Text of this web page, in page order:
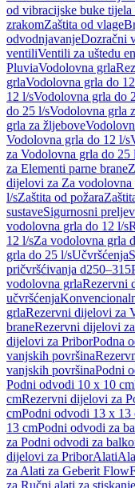
od vibracijske buke
zrakomZaštita od vlage
odvodnjavanjeDozračni
ventiliVentili za uštedu
PluviaVodolovna grla
grlaVodolovna grla do
12 l/sVodolovna grla do
do 25 l/sVodolovna grla
grla za žljebove
Vodolovna grla do 12 l/s
za Vodolovna grla do 25
za Elementi parne brane
dijelovi za Za vodolovna
l/sZaštita od požara
sustaveSigurnosni
vodolovna grla do 12 l/s
12 l/sZa vodolovna grla
grla do 25 l/sUčvršćenja
pričvršćivanja d250–315
vodolovna grlaRezervni
učvršćenja
grlaRezervni dijelovi za
braneRezervni dijelovi
dijelovi za PriborPodna
vanjskih površina
vanjskih površinaPodni
Podni odvodi 10 x 10 cm
cmRezervni dijelovi za
cmPodni odvodi 13 x 13
13 cmPodni odvodi za
za Podni odvodi za
dijelovi za PriborAlati
za Alati za Geberit
za Ručni alati za stiskanje